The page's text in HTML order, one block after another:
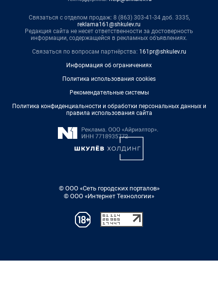
Связаться с отделом продаж: 8 (863) 303-41-34 доб. 3335,
reklama161@shkulev.ru
Редакция сайта не несет ответственности за достоверность
информации, содержащейся в рекламных объявлениях.
Связаться по вопросам партнёрства: 161pr@shkulev.ru
Информация об ограничениях
Политика использования cookies
Рекомендательные системы
Политика конфиденциальности и обработки персональных данных и
правила использования сайта
© ООО «Сеть городских порталов»
© ООО «Интернет Технологии»